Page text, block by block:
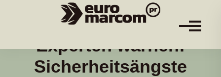
Experten warnen:
Sicherheitsängste